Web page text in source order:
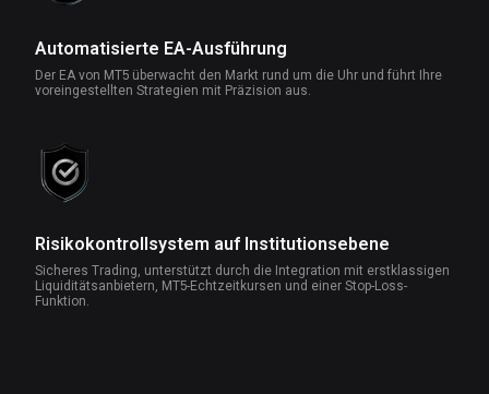
Automatisierte EA-Ausführung
Der EA von MT5 überwacht den Markt rund um die Uhr und führt Ihre
voreingestellten Strategien mit Präzision aus.
Risikokontrollsystem auf Institutionsebene
Sicheres Trading, unterstützt durch die Integration mit erstklassigen
Liquiditätsanbietern, MT5-Echtzeitkursen und einer Stop-Loss-
Funktion.